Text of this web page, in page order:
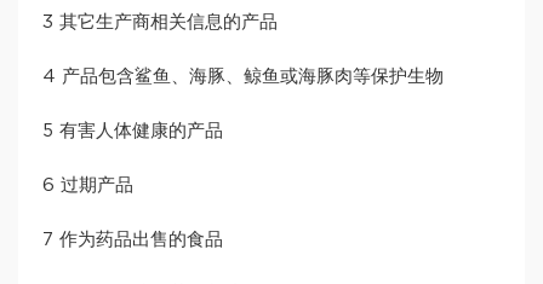
3 其它生产商相关信息的产品
4 产品包含鲨鱼、海豚、鲸鱼或海豚肉等保护生物
5 有害人体健康的产品
6 过期产品
7 作为药品出售的食品